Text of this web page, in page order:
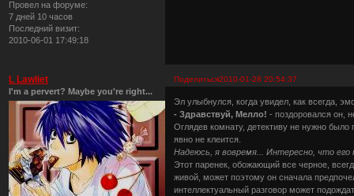
Провел на форуме:
7 дней 10 часов
Последний визит:
2010-06-01 17:49:18
Поделиться2010-01-28 20:54:37
L Lawliet
I'm a pervert? Maybe you're right...
Эл улыбнулся, когда увидел, как всегда,
- Здравствуй, Мелло! - поздоровался он,
Оглядев комнату, детективу не нужно
явно не клеится.
Надеюсь, я вовремя... Интересно, что его
Этот паренек, обожающий все черное,
живой, может поэтому он сначала
интеллектуальный разговор может